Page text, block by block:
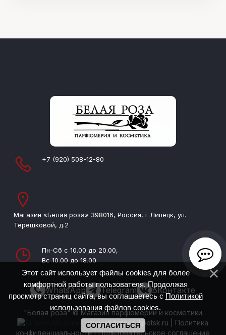
+7 (920) 508-12-80
Магазин «Белая роза» 398016, Россия, г.Липецк, ул.
Терешковой, д.2
Пн-Сб с 10.00 до 20.00,
Вс 10.00 до 18.00
WhatsApp Telegram ВКонтакте
"Белая роза" © Магазин парфюмерии и косметики
www.whiterose-lipetsk.ru
Политика
конфиденциальности|Пользовательское соглашение
Этот сайт использует файлы cookies для более
комфортной работы пользователя. Продолжая
просмотр страниц сайта, вы соглашаетесь сПолитикой
использования файлов cookies.
СОГЛАСИТЬСЯ